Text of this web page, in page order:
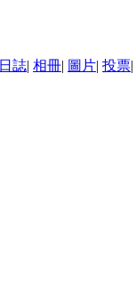
日誌| 相冊| 圖片| 投票|